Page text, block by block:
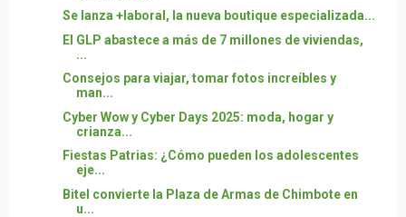
Se lanza +laboral, la nueva boutique especializada...
El GLP abastece a más de 7 millones de viviendas,
...
Consejos para viajar, tomar fotos increíbles y
man...
Cyber Wow y Cyber Days 2025: moda, hogar y
crianza...
Fiestas Patrias: ¿Cómo pueden los adolescentes
eje...
Bitel convierte la Plaza de Armas de Chimbote en
u...